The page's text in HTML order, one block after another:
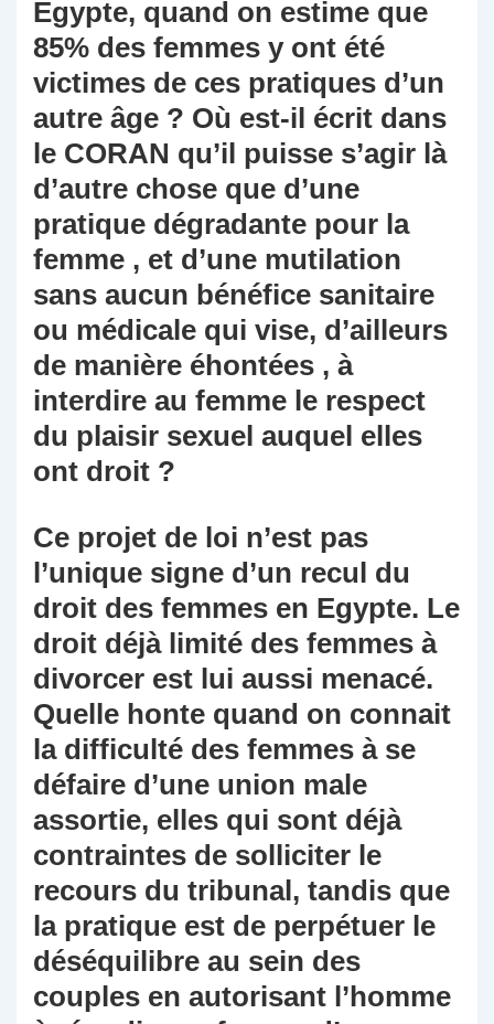
Egypte, quand on estime que
85% des femmes y ont été
victimes de ces pratiques d’un
autre âge ? Où est-il écrit dans
le CORAN qu’il puisse s’agir là
d’autre chose que d’une
pratique dégradante pour la
femme , et d’une mutilation
sans aucun bénéfice sanitaire
ou médicale qui vise, d’ailleurs
de manière éhontées , à
interdire au femme le respect
du plaisir sexuel auquel elles
ont droit ?
Ce projet de loi n’est pas
l’unique signe d’un recul du
droit des femmes en Egypte. Le
droit déjà limité des femmes à
divorcer est lui aussi menacé.
Quelle honte quand on connait
la difficulté des femmes à se
défaire d’une union male
assortie, elles qui sont déjà
contraintes de solliciter le
recours du tribunal, tandis que
la pratique est de perpétuer le
déséquilibre au sein des
couples en autorisant l’homme